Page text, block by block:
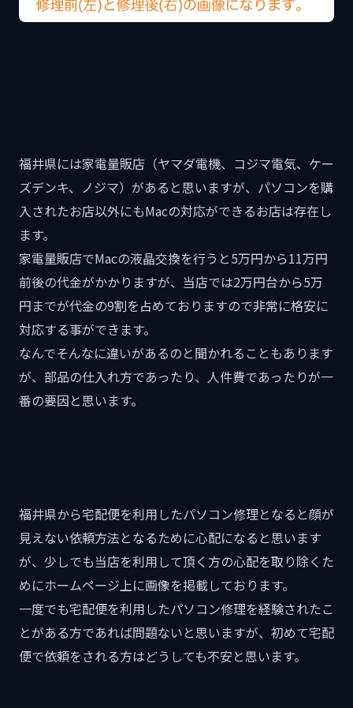
福井県には家電量販店（ヤマダ電機、コジマ電気、ケー
ズデンキ、ノジマ）があると思いますが、パソコンを購
入されたお店以外にもMacの対応ができるお店は存在し
ます。
家電量販店でMacの液晶交換を行うと5万円から11万円
前後の代金がかかりますが、当店では2万円台から5万
円までが代金の9割を占めておりますので非常に格安に
対応する事ができます。
なんでそんなに違いがあるのと聞かれることもあります
が、部品の仕入れ方であったり、人件費であったりが一
番の要因と思います。
福井県から宅配便を利用したパソコン修理となると顔が
見えない依頼方法となるために心配になると思います
が、少しでも当店を利用して頂く方の心配を取り除くた
めにホームページ上に画像を掲載しております。
一度でも宅配便を利用したパソコン修理を経験されたこ
とがある方であれば問題ないと思いますが、初めて宅配
便で依頼をされる方はどうしても不安と思います。